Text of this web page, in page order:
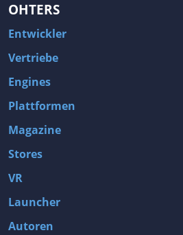
OHTERS
Entwickler
Vertriebe
Engines
Plattformen
Magazine
Stores
VR
Launcher
Autoren